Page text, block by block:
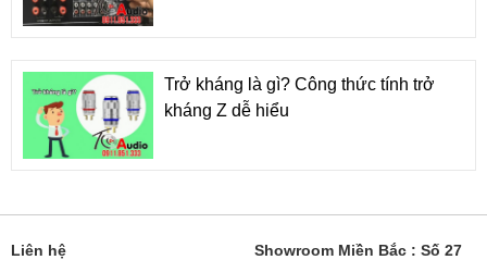
Trở kháng là gì? Công thức tính trở
kháng Z dễ hiểu
Liên hệ
Showroom Miền Bắc : Số 27